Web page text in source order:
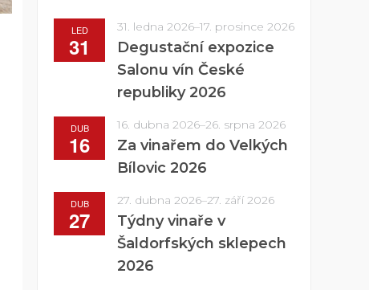
LED
31
31. ledna 2026–17. prosince 2026
Degustační expozice
Salonu vín České
republiky 2026
DUB
16
16. dubna 2026–26. srpna 2026
Za vinařem do Velkých
Bílovic 2026
DUB
27
27. dubna 2026–27. září 2026
Týdny vinaře v
Šaldorfských sklepech
2026